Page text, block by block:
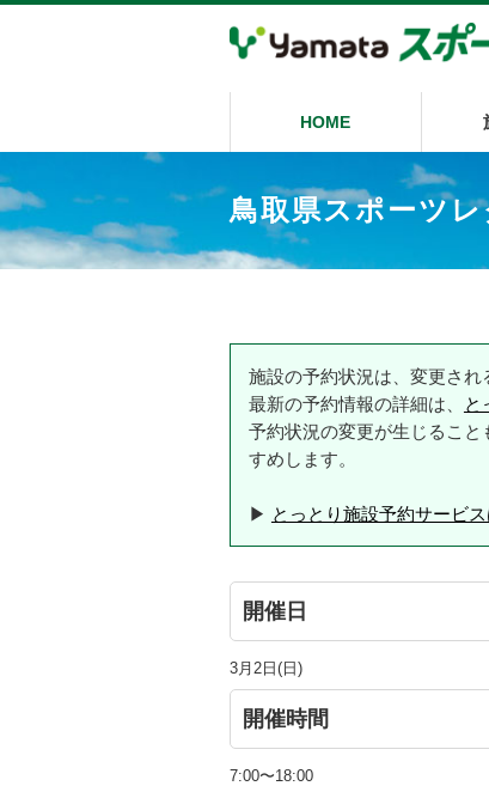
HOME
鳥取県スポーツ
施設の予約状況は、変更され
最新の予約情報の詳細は、
と
予約状況の変更が生じるこ
すめします。
▶ とっとり施設予約サービ
開催日
3月2日(日)
開催時間
7:00〜18:00